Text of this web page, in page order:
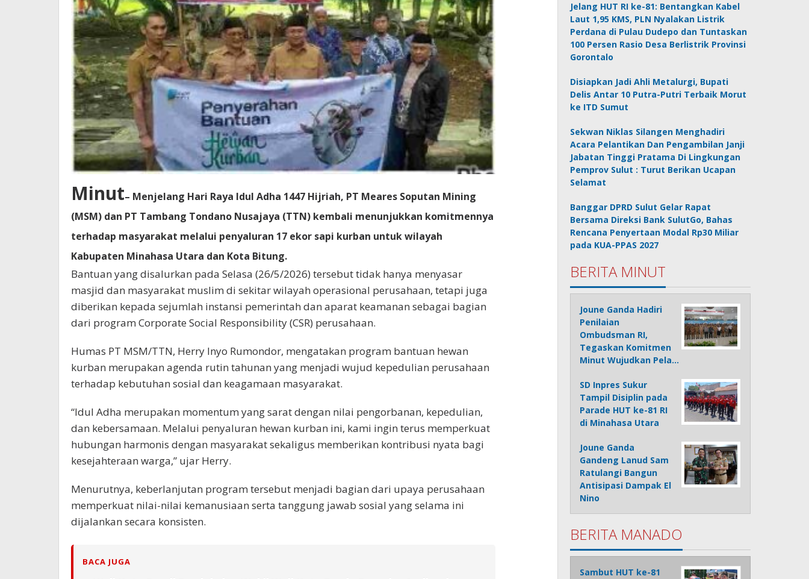
Minut– Menjelang Hari Raya Idul Adha 1447 Hijriah, PT Meares Soputan Mining
(MSM) dan PT Tambang Tondano Nusajaya (TTN) kembali menunjukkan komitmennya
terhadap masyarakat melalui penyaluran 17 ekor sapi kurban untuk wilayah
Kabupaten Minahasa Utara dan Kota Bitung.
Bantuan yang disalurkan pada Selasa (26/5/2026) tersebut tidak hanya menyasar
masjid dan masyarakat muslim di sekitar wilayah operasional perusahaan, tetapi juga
diberikan kepada sejumlah instansi pemerintah dan aparat keamanan sebagai bagian
dari program Corporate Social Responsibility (CSR) perusahaan.
Humas PT MSM/TTN, Herry Inyo Rumondor, mengatakan program bantuan hewan
kurban merupakan agenda rutin tahunan yang menjadi wujud kepedulian perusahaan
terhadap kebutuhan sosial dan keagamaan masyarakat.
“Idul Adha merupakan momentum yang sarat dengan nilai pengorbanan, kepedulian,
dan kebersamaan. Melalui penyaluran hewan kurban ini, kami ingin terus memperkuat
hubungan harmonis dengan masyarakat sekaligus memberikan kontribusi nyata bagi
kesejahteraan warga,” ujar Herry.
Menurutnya, keberlanjutan program tersebut menjadi bagian dari upaya perusahaan
memperkuat nilai-nilai kemanusiaan serta tanggung jawab sosial yang selama ini
dijalankan secara konsisten.
BACA JUGA
Jelang HUT RI ke-81: Bentangkan Kabel
Laut 1,95 KMS, PLN Nyalakan Listrik
Perdana di Pulau Dudepo dan Tuntaskan
100 Persen Rasio Desa Berlistrik Provinsi
Gorontalo
Disiapkan Jadi Ahli Metalurgi, Bupati
Delis Antar 10 Putra-Putri Terbaik Morut
ke ITD Sumut
Sekwan Niklas Silangen Menghadiri
Acara Pelantikan Dan Pengambilan Janji
Jabatan Tinggi Pratama Di Lingkungan
Pemprov Sulut : Turut Berikan Ucapan
Selamat
Banggar DPRD Sulut Gelar Rapat
Bersama Direksi Bank SulutGo, Bahas
Rencana Penyertaan Modal Rp30 Miliar
pada KUA-PPAS 2027
BERITA MINUT
Joune Ganda Hadiri
Penilaian
Ombudsman RI,
Tegaskan Komitmen
Minut Wujudkan Pela…
SD Inpres Sukur
Tampil Disiplin pada
Parade HUT ke-81 RI
di Minahasa Utara
Joune Ganda
Gandeng Lanud Sam
Ratulangi Bangun
Antisipasi Dampak El
Nino
BERITA MANADO
Sambut HUT ke-81